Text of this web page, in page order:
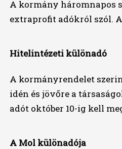
A kormány háromnapos
extraprofit adókról szól.
Hitelintézeti különadó
A kormányrendelet
idén és jövőre a
adót október 10-ig kell
A Mol különadója